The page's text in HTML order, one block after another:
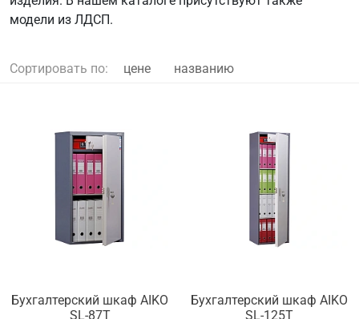
модели из ЛДСП.
Сортировать по: цене названию
Бухгалтерский шкаф AIKO
SL-87Т
Бухгалтерский шкаф AIKO
SL-125Т